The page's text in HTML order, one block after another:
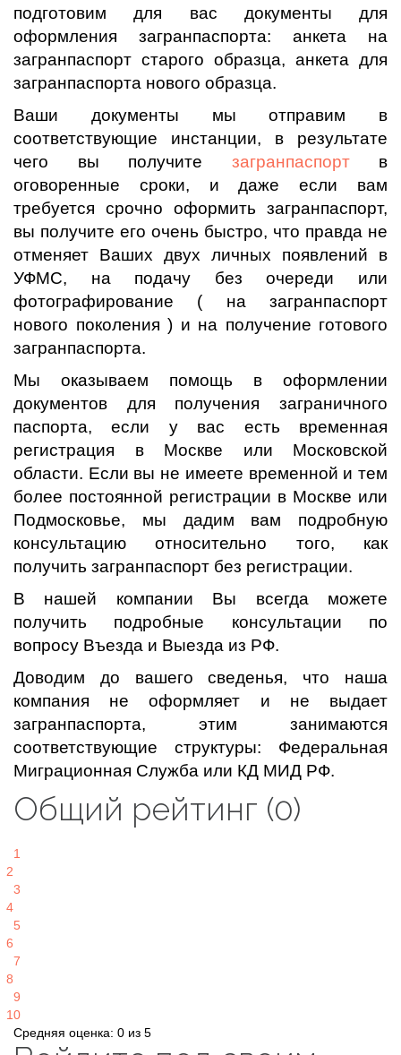
подготовим для вас документы для
оформления загранпаспорта: анкета на
загранпаспорт старого образца, анкета для
загранпаспорта нового образца.
Ваши документы мы отправим в
соответствующие инстанции, в результате
чего вы получите загранпаспортв
оговоренные сроки, и даже если вам
требуется срочно оформить загранпаспорт,
вы получите его очень быстро, что правда не
отменяет Ваших двух личных появлений в
УФМС, на подачу без очереди или
фотографирование ( на загранпаспорт
нового поколения ) и на получение готового
загранпаспорта.
Мы оказываем помощь в оформлении
документов для получения заграничного
паспорта, если у вас есть временная
регистрация в Москве или Московской
области. Если вы не имеете временной и тем
более постоянной регистрации в Москве или
Подмосковье, мы дадим вам подробную
консультацию относительно того, как
получить загранпаспорт без регистрации.
В нашей компании Вы всегда можете
получить подробные консультации по
вопросу Въезда и Выезда из РФ.
Доводим до вашего сведенья, что наша
компания не оформляет и не выдает
загранпаспорта, этим занимаются
соответствующие структуры: Федеральная
Миграционная Служба или КД МИД РФ.
Общий рейтинг (0)
1
2
3
4
5
6
7
8
9
10
Средняя оценка: 0 из 5